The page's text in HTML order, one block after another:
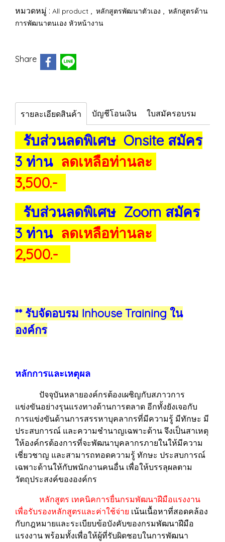
หมวดหมู่ : All product , หลักสูตรพัฒนาตัวเอง , หลักสูตรด้าน
การพัฒนาตนเอง หัวหน้างาน
Share
รายละเอียดสินค้า บัญชีโอนเงิน ใบสมัครอบรม
รับส่วนลดพิเศษ Onsite สมัคร
3 ท่าน ลดเหลือท่านละ
3,500.-
รับส่วนลดพิเศษ Zoom สมัคร
3 ท่าน ลดเหลือท่านละ
2,500.-
** รับจัดอบรม Inhouse Training ใน
องค์กร
หลักการและเหตุผล
ปัจจุบันหลายองค์กรต้องเผชิญกับสภาวการ
แข่งขันอย่างรุนแรงทางด้านการตลาด อีกทั้งยังเจอกับ
การแข่งขันด้านการสรรหาบุคลากรที่มีความรู้ มีทักษะ มี
ประสบการณ์ และความชำนาญเฉพาะด้าน จึงเป็นสาเหตุ
ให้องค์กรต้องการที่จะพัฒนาบุคลากรภายในให้มีความ
เชี่ยวชาญ และสามารถทอดความรู้ ทักษะ ประสบการณ์
เฉพาะด้านให้กับพนักงานคนอื่น เพื่อให้บรรลุผลตาม
วัตถุประสงค์ขององค์กร
หลักสูตร เทคนิคการยื่นกรมพัฒนาฝีมือแรงงาน
เพื่อรับรองหลักสูตรและค่าใช้จ่าย เน้นเนื้อหาที่สอดคล้อง
กับกฎหมายและระเบียบข้อบังคับของกรมพัฒนาฝีมือ
แรงงาน พร้อมทั้งเพื่อให้ผู้ที่รับผิดชอบในการพัฒนา